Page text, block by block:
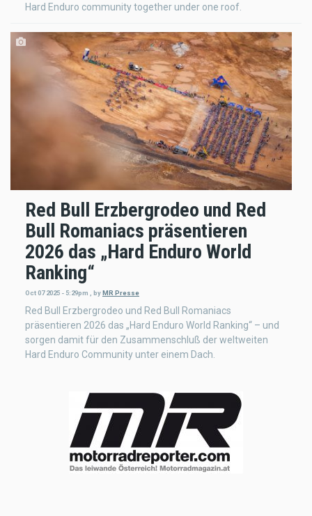
Hard Enduro community together under one roof.
Red Bull Erzbergrodeo und Red
Bull Romaniacs präsentieren
2026 das „Hard Enduro World
Ranking“
Oct 07 2025 - 5:29pm byMR Presse
Red Bull Erzbergrodeo und Red Bull Romaniacs
präsentieren 2026 das „Hard Enduro World Ranking“ – und
sorgen damit für den Zusammenschluß der weltweiten
Hard Enduro Community unter einem Dach.